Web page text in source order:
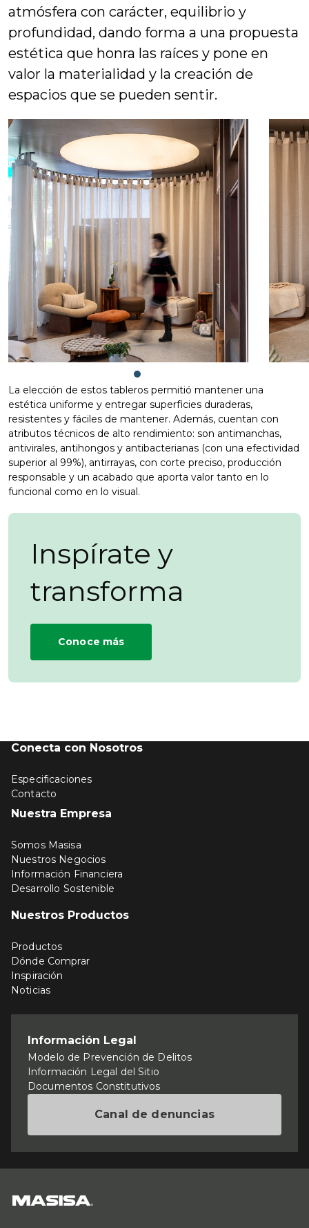
atmósfera con carácter, equilibrio y
profundidad, dando forma a una propuesta
estética que honra las raíces y pone en
valor la materialidad y la creación de
espacios que se pueden sentir.
La elección de estos tableros permitió mantener una
estética uniforme y entregar superficies duraderas,
resistentes y fáciles de mantener. Además, cuentan con
atributos técnicos de alto rendimiento: son antimanchas,
antivirales, antihongos y antibacterianas (con una efectividad
superior al 99%), antirrayas, con corte preciso, producción
responsable y un acabado que aporta valor tanto en lo
funcional como en lo visual.
Inspírate y
transforma
Conoce más
Conecta con Nosotros
Especificaciones
Contacto
Nuestra Empresa
Somos Masisa
Nuestros Negocios
Información Financiera
Desarrollo Sostenible
Nuestros Productos
Productos
Dónde Comprar
Inspiración
Noticias
Información Legal
Modelo de Prevención de Delitos
Información Legal del Sitio
Documentos Constitutivos
Canal de denuncias